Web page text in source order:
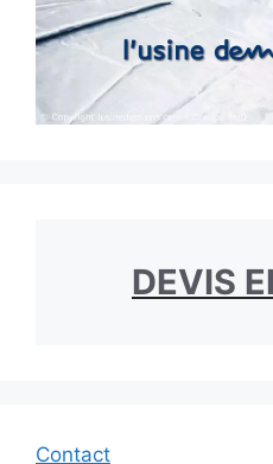
DEVIS
Contact